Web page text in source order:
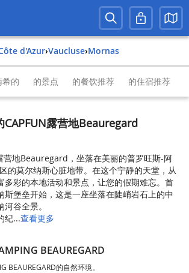
d'Azur› Vaucluse› Mornas
希的 的景点 的餐饮推荐 的住宿推荐
CAPFUN露营地Beauregard
营地Beauregard，坐落在美丽的普罗旺斯-阿
的莫尔纳斯心脏地带。在这个宁静的天堂，从
多彩的本地活动和景点，让您的假期难忘。首
斯堡垒开始，这是一座坐落在陡峭岩石上的中
谷全景。
纪...查看更多
BEAUREGARD
BEAUREGARD的自然环境。